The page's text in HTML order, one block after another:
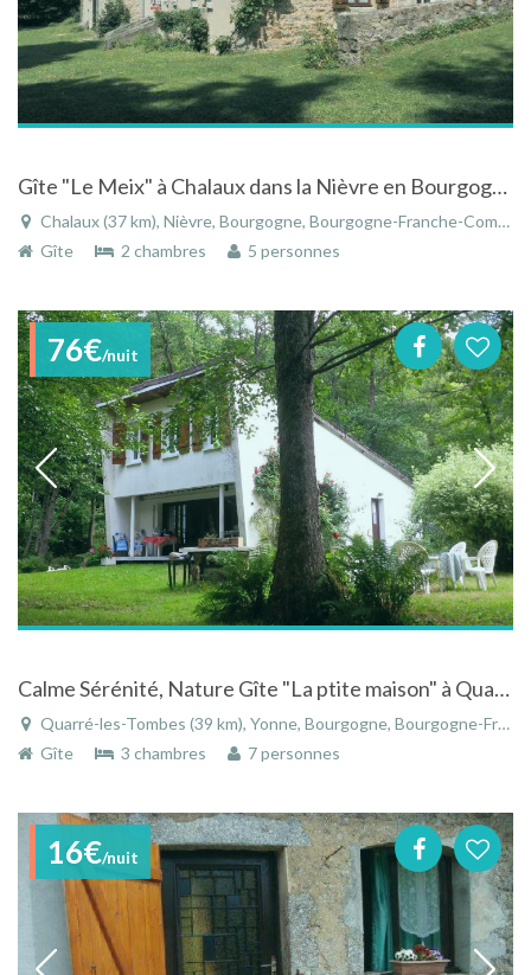
Gîte "Le Meix" à Chalaux dans la Nièvre en Bourgogne dans une ancienne ferme morvandelle
Chalaux (37 km), Nièvre, Bourgogne, Bourgogne-Franche-Comté, France
Gîte
2 chambres 5 personnes
76€/nuit
Calme Sérénité, Nature Gîte "La ptite maison" à Quarré les tombes en Bourgogne au bord de rivière
Quarré-les-Tombes (39 km), Yonne, Bourgogne, Bourgogne-Franche-Comté, France
Gîte
3 chambres 7 personnes
16€/nuit